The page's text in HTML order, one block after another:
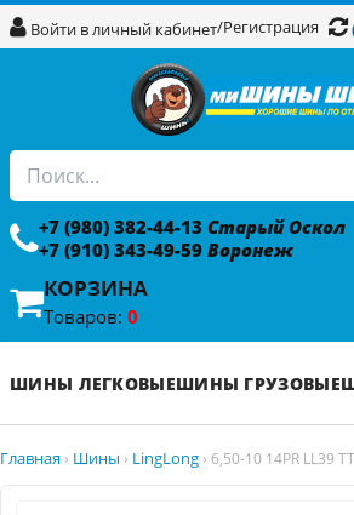
Войти в личный кабинет/Регистрация
+7 (980) 382-44-13 Старый Оскол
+7 (910) 343-49-59 Воронеж
КОРЗИНА
Товаров: 0
ШИНЫ ЛЕГКОВЫЕШИНЫ ГРУЗОВЫЕ
Главная › Шины › LingLong › 6,50-10 14PR LL39